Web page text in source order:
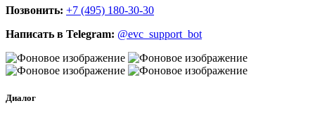
Позвонить: +7 (495) 180-30-30
Написать в Telegram: @evc_support_bot
Диалог